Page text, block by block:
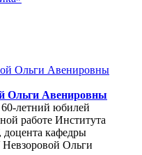
Ольги Авенировны
60-летний юбилей
работе Института
кафедры
Ольги